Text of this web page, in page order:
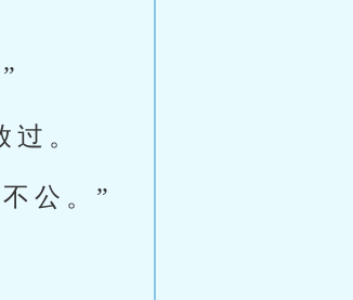
。
公。”